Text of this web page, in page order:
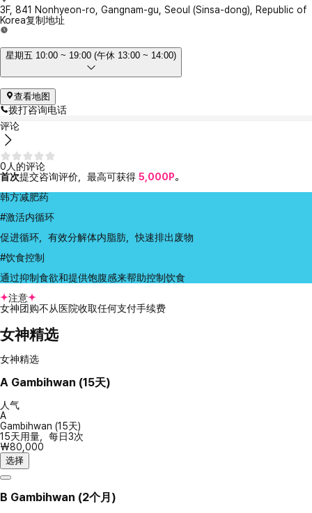
3F, 841 Nonhyeon-ro, Gangnam-gu, Seoul (Sinsa-dong), Republic of
Korea复制地址
星期五 10:00 ~ 19:00 (午休 13:00 ~ 14:00)
查看地图
拨打咨询电话
评论
0人的评论
首次提交咨询评价，最高可获得 5,000P。
韩方减肥药
#激活内循环
促进循环，有效分解体内脂肪，快速排出废物
#饮食控制
通过抑制食欲和提供饱腹感来帮助控制饮食
注意
女神团购不从医院收取任何支付手续费
女神精选
女神精选
A Gambihwan (15天)
人气
A
Gambihwan (15天)
15天用量，每日3次
₩80,000
选择
B Gambihwan (2个月)